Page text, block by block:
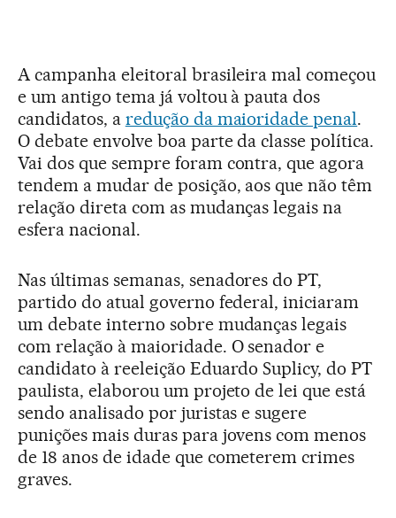
A campanha eleitoral brasileira mal começou
e um antigo tema já voltou à pauta dos
candidatos, a redução da maioridade penal.
O debate envolve boa parte da classe política.
Vai dos que sempre foram contra, que agora
tendem a mudar de posição, aos que não têm
relação direta com as mudanças legais na
esfera nacional.
Nas últimas semanas, senadores do PT,
partido do atual governo federal, iniciaram
um debate interno sobre mudanças legais
com relação à maioridade. O senador e
candidato à reeleição Eduardo Suplicy, do PT
paulista, elaborou um projeto de lei que está
sendo analisado por juristas e sugere
punições mais duras para jovens com menos
de 18 anos de idade que cometerem crimes
graves.